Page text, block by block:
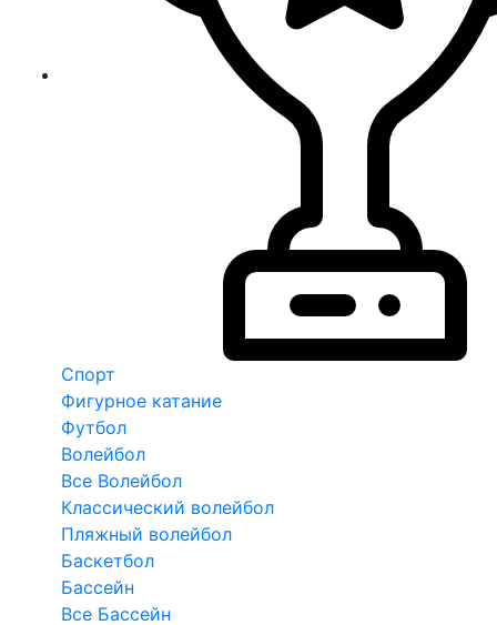
Спорт
Фигурное катание
Футбол
Волейбол
Все Волейбол
Классический волейбол
Пляжный волейбол
Баскетбол
Бассейн
Все Бассейн